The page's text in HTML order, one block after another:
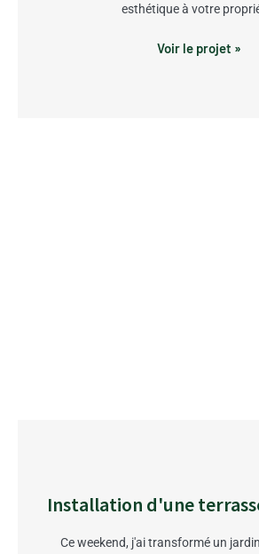
esthétique à votre
Voir le projet »
Installation d'une
Ce weekend, j'ai transformé un